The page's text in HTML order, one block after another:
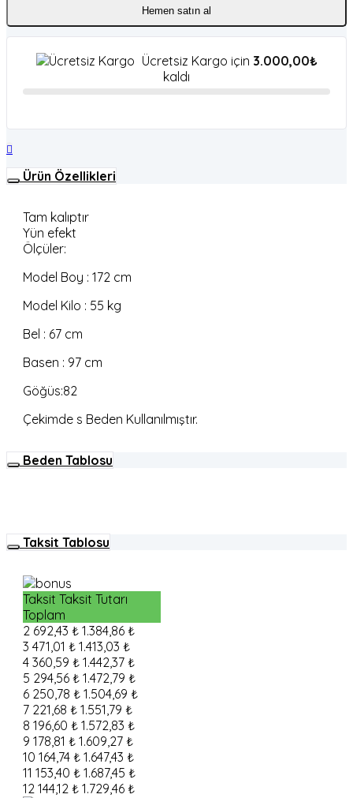
Hemen satın al
Ücretsiz Kargo için 3.000,00₺
kaldı
Ürün Özellikleri
Tam kalıptır
Yün efekt
Ölçüler:
Model Boy : 172 cm
Model Kilo : 55 kg
Bel : 67 cm
Basen : 97 cm
Göğüs:82
Çekimde s Beden Kullanılmıştır.
Beden Tablosu
Taksit Tablosu
Taksit Taksit Tutarı
Toplam
2 692,43 ₺ 1.384,86 ₺
3 471,01 ₺ 1.413,03 ₺
4 360,59 ₺ 1.442,37 ₺
5 294,56 ₺ 1.472,79 ₺
6 250,78 ₺ 1.504,69 ₺
7 221,68 ₺ 1.551,79 ₺
8 196,60 ₺ 1.572,83 ₺
9 178,81 ₺ 1.609,27 ₺
10 164,74 ₺ 1.647,43 ₺
11 153,40 ₺ 1.687,45 ₺
12 144,12 ₺ 1.729,46 ₺